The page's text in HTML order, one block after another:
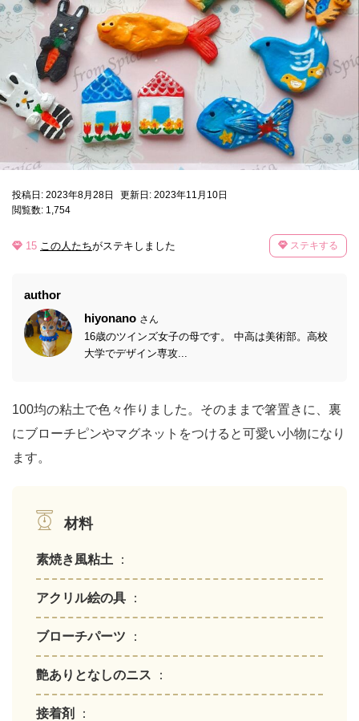
投稿日: 2023年8月28日
更新日: 2023年11月10日
閲覧数: 1,754
15 この人たちがステキしました ステキする
author
hiyonano さん
16歳のツインズ女子の母です。 中高は美術部。高校
大学でデザイン専攻...
100均の粘土で色々作りました。そのままで箸置きに、裏
にブローチピンやマグネットをつけると可愛い小物になり
ます。
材料
素焼き風粘土 ：
アクリル絵の具 ：
ブローチパーツ ：
艶ありとなしのニス ：
接着剤 ：